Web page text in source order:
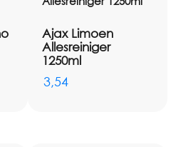
Ajax Limoen
Allesreiniger
1250ml
3,54